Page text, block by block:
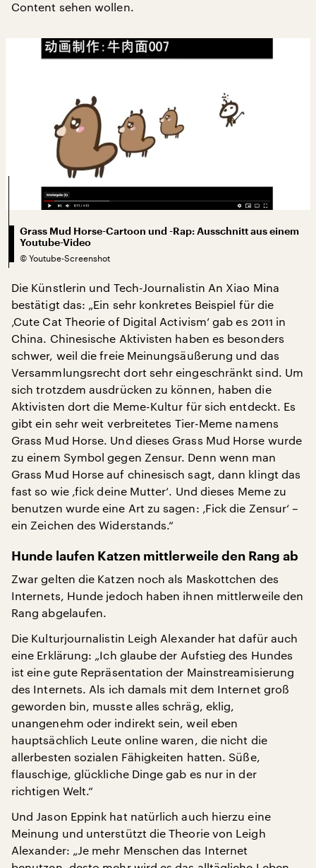
Content sehen wollen.
Grass Mud Horse-Cartoon und -Rap: Ausschnitt aus einem
Youtube-Video
© Youtube-Screenshot
Die Künstlerin und Tech-Journalistin An Xiao Mina
bestätigt das: „Ein sehr konkretes Beispiel für die
‚Cute Cat Theorie of Digital Activism‘ gab es 2011 in
China. Chinesische Aktivisten haben es besonders
schwer, weil die freie Meinungsäußerung und das
Versammlungsrecht dort sehr eingeschränkt sind. Um
sich trotzdem ausdrücken zu können, haben die
Aktivisten dort die Meme-Kultur für sich entdeckt. Es
gibt ein sehr weit verbreitetes Tier-Meme namens
Grass Mud Horse. Und dieses Grass Mud Horse wurde
zu einem Symbol gegen Zensur. Denn wenn man
Grass Mud Horse auf chinesisch sagt, dann klingt das
fast so wie ‚fick deine Mutter‘. Und dieses Meme zu
benutzen wurde eine Art zu sagen: ‚Fick die Zensur‘ –
ein Zeichen des Widerstands.“
Hunde laufen Katzen mittlerweile den Rang ab
Zwar gelten die Katzen noch als Maskottchen des
Internets, Hunde jedoch haben ihnen mittlerweile den
Rang abgelaufen.
Die Kulturjournalistin Leigh Alexander hat dafür auch
eine Erklärung: „Ich glaube der Aufstieg des Hundes
ist eine gute Repräsentation der Mainstreamisierung
des Internets. Als ich damals mit dem Internet groß
geworden bin, musste alles schräg, eklig,
unangenehm oder indirekt sein, weil eben
hauptsächlich Leute online waren, die nicht die
allerbesten sozialen Fähigkeiten hatten. Süße,
flauschige, glückliche Dinge gab es nur in der
richtigen Welt.“
Und Jason Eppink hat natürlich auch hierzu eine
Meinung und unterstützt die Theorie von Leigh
Alexander: „Je mehr Menschen das Internet